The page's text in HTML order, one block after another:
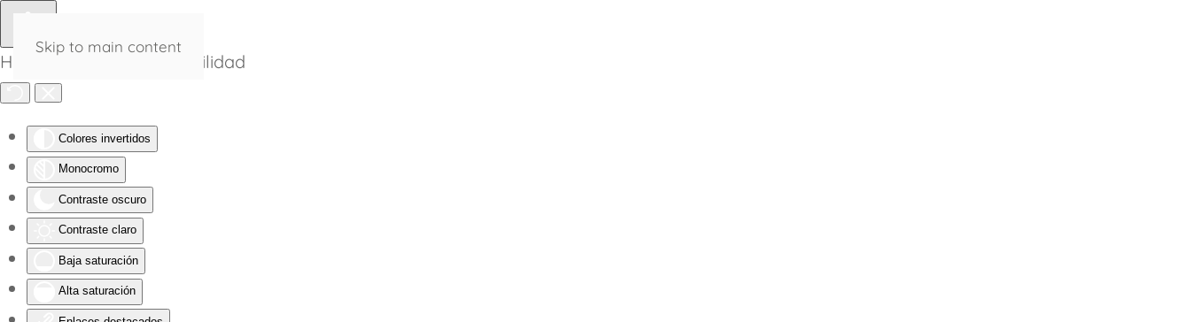
Herramientas de Accesibilidad
Colores invertidos
Monocromo
Contraste oscuro
Contraste claro
Baja saturación
Alta saturación
Skip to main content